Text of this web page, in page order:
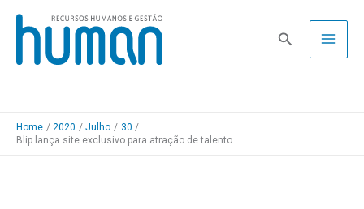
Skip
content
Pesquisa
Home 2020 Julho
30
Blip lança site exclusivo para atração de talento